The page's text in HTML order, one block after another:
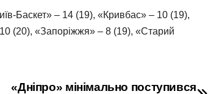
Баскет» – 14 (19), «Кривбас» – 10 (19),
(20), «Запоріжжя» – 8 (19), «Старий
«Дніпро» мінімально поступився